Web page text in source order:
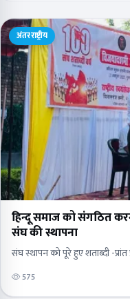
अंतरराष्ट्रीय
हिन्दू समाज को संगठित
संघ की स्थापना
संघ स्थापन को पूरे हुए शताब्दी -प्रांत
575